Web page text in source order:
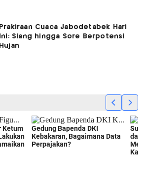
Prakiraan Cuaca Jabodetabek Hari
Ini: Siang hingga Sore Berpotensi
Hujan